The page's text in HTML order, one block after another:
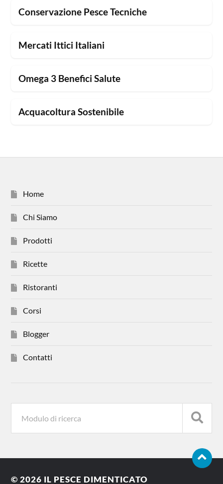
Conservazione Pesce Tecniche
Mercati Ittici Italiani
Omega 3 Benefici Salute
Acquacoltura Sostenibile
Home
Chi Siamo
Prodotti
Ricette
Ristoranti
Corsi
Blogger
Contatti
© 2026 IL PESCE DIMENTICATO